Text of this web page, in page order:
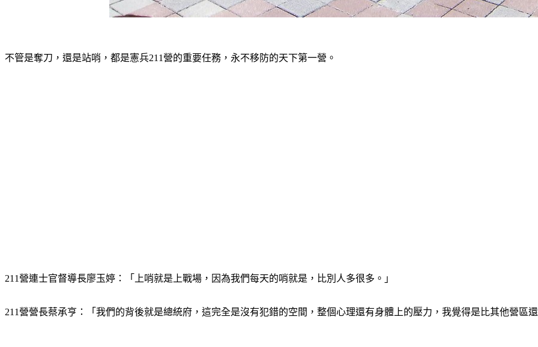
不管是奪刀，還是站哨，都是憲兵211營的重要任務，永不移防的天下第一營。
211營連士官督導長廖玉婷：「上哨就是上戰場，因為我們每天的哨就是，比別人多很多。」
211營營長蔡承亨：「我們的背後就是總統府，這完全是沒有犯錯的空間，整個心理還有身體上的壓力，我覺得是比其他營區還